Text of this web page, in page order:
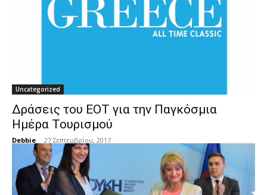
Uncategorized
Δράσεις του ΕΟΤ για την Παγκόσμια
Ημέρα Τουρισμού
Debbie - 27 Σεπτεμβρίου, 2017